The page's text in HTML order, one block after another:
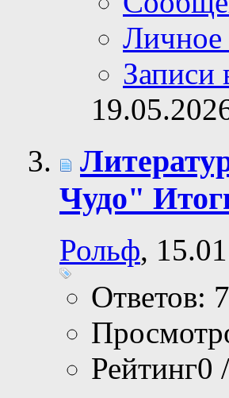
Личное
Записи
Чудо"
Рольф,
Ответов: 7
Рейтинг0